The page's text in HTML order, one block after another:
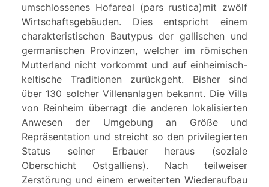
umschlossenes Hofareal (pars rustica)mit zwölf
Wirtschaftsgebäuden. Dies entspricht einem
charakteristischen Bautypus der gallischen und
germanischen Provinzen, welcher im römischen
Mutterland nicht vorkommt und auf einheimisch-
keltische Traditionen zurückgeht. Bisher sind
über 130 solcher Villenanlagen bekannt. Die Villa
von Reinheim überragt die anderen lokalisierten
Anwesen der Umgebung an Größe und
Repräsentation und streicht so den privilegierten
Status seiner Erbauer heraus (soziale
Oberschicht Ostgalliens). Nach teilweiser
Zerstörung und einem erweiterten Wiederaufbau